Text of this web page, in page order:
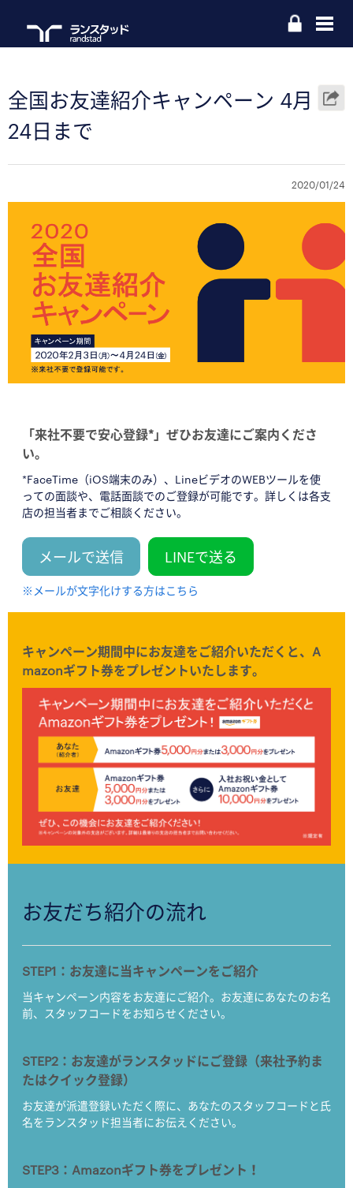
全国お友達紹介キャンペーン 4月
24日まで
2020/01/24
「来社不要で安心登録*」ぜひお友達にご案内くださ
い。
*FaceTime（iOS端末のみ）、LineビデオのWEBツールを使
っての面談や、電話面談でのご登録が可能です。詳しくは各支
店の担当者までご相談ください。
メールで送信 LINEで送る
※メールが文字化けする方はこちら
キャンペーン期間中にお友達をご紹介いただくと、A
mazonギフト券をプレゼントいたします。
お友だち紹介の流れ
STEP1：お友達に当キャンペーンをご紹介
当キャンペーン内容をお友達にご紹介。お友達にあなたのお名
前、スタッフコードをお知らせください。
STEP2：お友達がランスタッドにご登録（来社予約ま
たはクイック登録）
お友達が派遣登録いただく際に、あなたのスタッフコードと氏
名をランスタッド担当者にお伝えください。
STEP3：Amazonギフト券をプレゼント！